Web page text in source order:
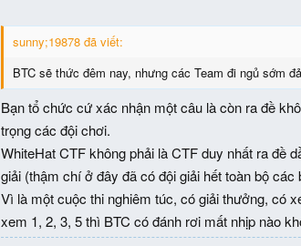
sunny;19878 đã viết:
BTC sẽ thức đêm nay, nhưng các Team đi ngủ sớm
Bạn tổ chức cứ xác nhận một câu là còn ra đề
trọng các đội chơi.
WhiteHat CTF không phải là CTF duy nhất ra đề
giải (thậm chí ở đây đã có đội giải hết toàn bộ các
Vì là một cuộc thi nghiêm túc, có giải thưởng, có
xem 1, 2, 3, 5 thì BTC có đánh rơi mất nhịp nào